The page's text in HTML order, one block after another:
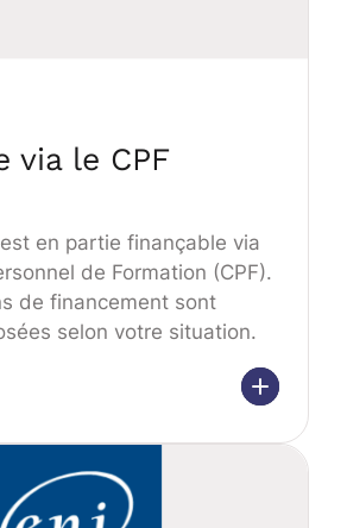
via le CPF
en partie finançable via
de Formation (CPF).
de financement sont
selon votre situation.